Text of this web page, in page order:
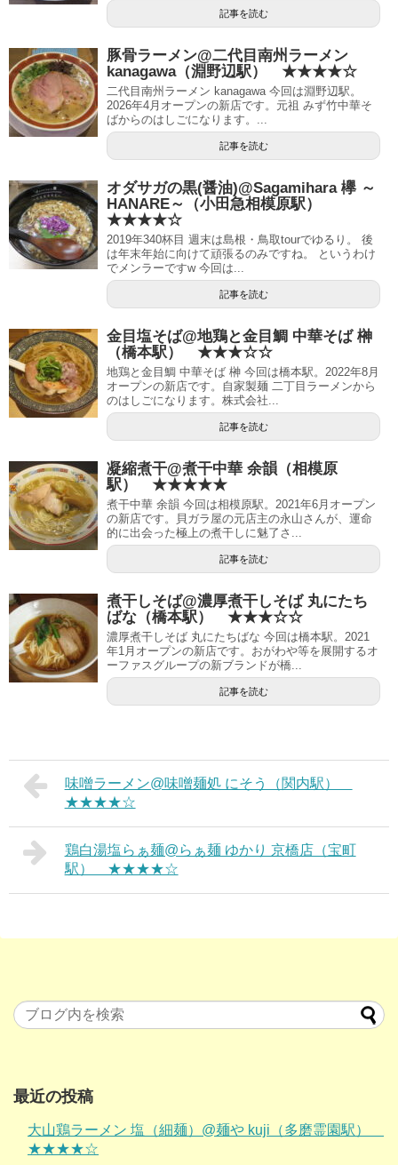
記事を読む
豚骨ラーメン@二代目南州ラーメン
kanagawa（淵野辺駅） ★★★★☆
二代目南州ラーメン kanagawa 今回は淵野辺駅。
2026年4月オープンの新店です。元祖 みず竹中華そ
ばからのはしごになります。...
記事を読む
オダサガの黒(醤油)@Sagamihara 欅 ～
HANARE～（小田急相模原駅）
★★★★☆
2019年340杯目 週末は島根・鳥取tourでゆるり。 後
は年末年始に向けて頑張るのみですね。 というわけ
でメンラーですw 今回は...
記事を読む
金目塩そば@地鶏と金目鯛 中華そば 榊
（橋本駅） ★★★☆☆
地鶏と金目鯛 中華そば 榊 今回は橋本駅。2022年8月
オープンの新店です。自家製麺 二丁目ラーメンから
のはしごになります。株式会社...
記事を読む
凝縮煮干@煮干中華 余韻（相模原
駅） ★★★★★
煮干中華 余韻 今回は相模原駅。2021年6月オープン
の新店です。貝ガラ屋の元店主の永山さんが、運命
的に出会った極上の煮干しに魅了さ...
記事を読む
煮干しそば@濃厚煮干しそば 丸にたち
ばな（橋本駅） ★★★☆☆
濃厚煮干しそば 丸にたちばな 今回は橋本駅。2021
年1月オープンの新店です。おがわや等を展開するオ
ーファスグループの新ブランドが橋...
記事を読む
味噌ラーメン@味噌麺処 にそう（関内駅）
★★★★☆
鶏白湯塩らぁ麺@らぁ麺 ゆかり 京橋店（宝町
駅） ★★★★☆
最近の投稿
大山鶏ラーメン 塩（細麺）@麺や kuji（多磨霊園駅）
★★★★☆